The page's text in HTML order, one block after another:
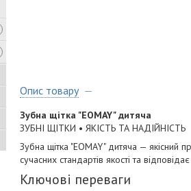
Опис товару
Зубна щітка "EOMAY" дитяча
ЗУБНІ ЩІТКИ • ЯКІСТЬ ТА НАДІЙНІСТЬ
Зубна щітка "EOMAY" дитяча — якісний
сучасних стандартів якості та
Ключові переваги